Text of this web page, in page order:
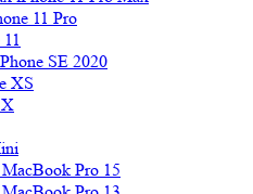
11 Pro
SE 2020
XS
X
MacBook Pro 15